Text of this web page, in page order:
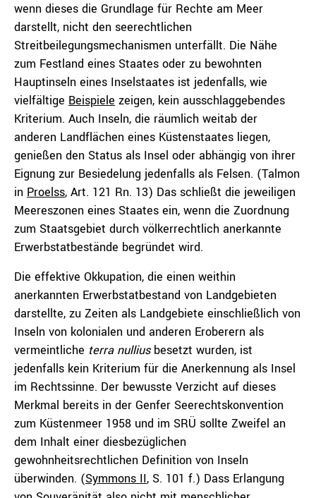
wenn dieses die Grundlage für Rechte am Meer
darstellt, nicht den seerechtlichen
Streitbeilegungsmechanismen unterfällt. Die Nähe
zum Festland eines Staates oder zu bewohnten
Hauptinseln eines Inselstaates ist jedenfalls, wie
vielfältige Beispiele zeigen, kein ausschlaggebendes
Kriterium. Auch Inseln, die räumlich weitab der
anderen Landflächen eines Küstenstaates liegen,
genießen den Status als Insel oder abhängig von ihrer
Eignung zur Besiedelung jedenfalls als Felsen. (Talmon
in Proelss, Art. 121 Rn. 13) Das schließt die jeweiligen
Meereszonen eines Staates ein, wenn die Zuordnung
zum Staatsgebiet durch völkerrechtlich anerkannte
Erwerbstatbestände begründet wird.
Die effektive Okkupation, die einen weithin
anerkannten Erwerbstatbestand von Landgebieten
darstellte, zu Zeiten als Landgebiete einschließlich von
Inseln von kolonialen und anderen Eroberern als
vermeintliche terra nulliusbesetzt wurden, ist
jedenfalls kein Kriterium für die Anerkennung als Insel
im Rechtssinne. Der bewusste Verzicht auf dieses
Merkmal bereits in der Genfer Seerechtskonvention
zum Küstenmeer 1958 und im SRÜ sollte Zweifel an
dem Inhalt einer diesbezüglichen
gewohnheitsrechtlichen Definition von Inseln
überwinden. (Symmons II, S. 101 f.) Dass Erlangung